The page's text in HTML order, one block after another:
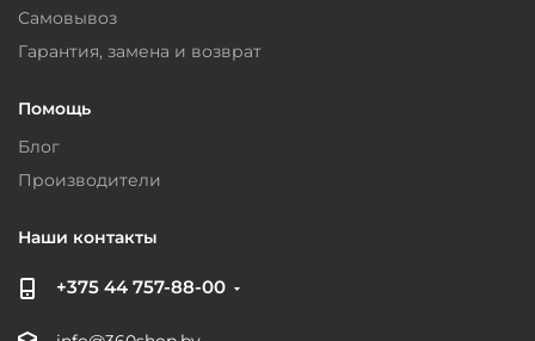
Самовывоз
Гарантия, замена и возврат
Помощь
Блог
Производители
Наши контакты
+375 44 757-88-00